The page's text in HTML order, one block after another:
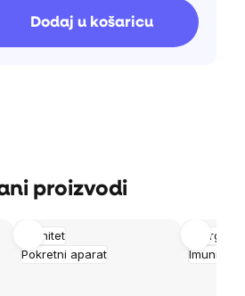
Dodaj u košaricu
proizvodi
Imunitet
Pokretni aparat
Energija
Imunitet